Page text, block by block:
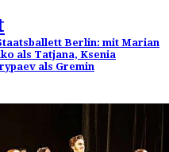
Berlin: mit Marian
als Tatjana, Ksenia
als Gremin